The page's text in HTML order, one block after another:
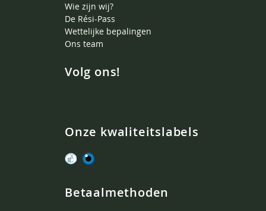
Wie zijn wij?
De Rési-Pass
Wettelijke bepalingen
Ons team
Volg ons!
Onze kwaliteitslabels
Betaalmethoden